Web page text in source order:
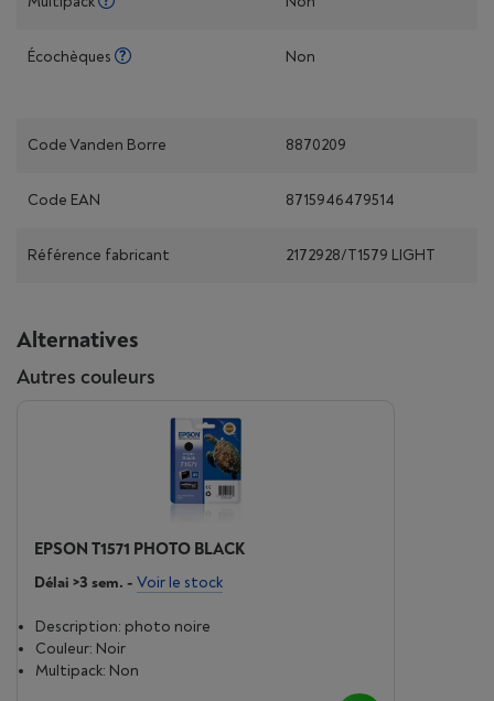
Écochèques Non
Code Vanden Borre 8870209
Code EAN 8715946479514
Référence fabricant 2172928/T1579 LIGHT
Alternatives
Autres couleurs
EPSON T1571 PHOTO BLACK
Délai >3 sem. - Voir le stock
Description: photo noire
Couleur: Noir
Multipack: Non